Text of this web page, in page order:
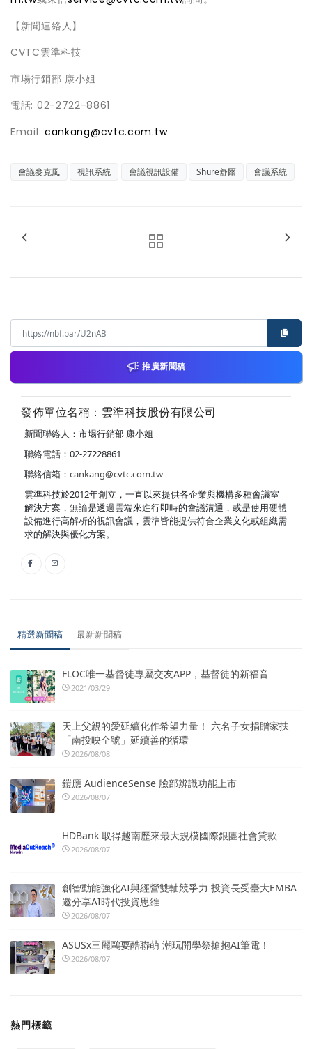
【新聞連絡人】
CVTC雲準科技
市場行銷部 康小姐
電話: 02-2722-8861
Email: cankang@cvtc.com.tw
會議麥克風 視訊系統 會議視訊設備 Shure舒爾 會議系統
推廣新聞稿
發佈單位名稱：雲準科技股份有限公司
新聞聯絡人：市場行銷部 康小姐
聯絡電話：02-27228861
聯絡信箱： cankang@cvtc.com.tw
雲準科技於2012年創立，一直以來提供各企業與機構多種會議室
解決方案，無論是透過雲端來進行即時的會議溝通，或是使用硬體
設備進行高解析的視訊會議，雲準皆能提供符合企業文化或組織需
求的解決與優化方案。
精選新聞稿 最新新聞稿
FLOC唯一基督徒專屬交友APP，基督徒的新福音
2021/03/29
天上父親的愛延續化作希望力量！ 六名子女捐贈家扶
「南投映全號」延續善的循環
2026/08/08
鎧應 AudienceSense 臉部辨識功能上市
2026/08/07
HDBank 取得越南歷來最大規模國際銀團社會貸款
2026/08/07
創智動能強化AI與經營雙軸競爭力 投資長受臺大EMBA
邀分享AI時代投資思維
2026/08/07
ASUSx三麗鷗耍酷聯萌 潮玩開學祭搶抱AI筆電！
2026/08/07
熱門標籤